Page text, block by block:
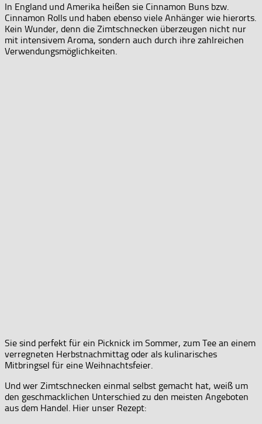
In England und Amerika heißen sie Cinnamon Buns bzw.
Cinnamon Rolls und haben ebenso viele Anhänger wie hierorts.
Kein Wunder, denn die Zimtschnecken überzeugen nicht nur
mit intensivem Aroma, sondern auch durch ihre zahlreichen
Verwendungsmöglichkeiten.
Sie sind perfekt für ein Picknick im Sommer, zum Tee an einem
verregneten Herbstnachmittag oder als kulinarisches
Mitbringsel für eine Weihnachtsfeier.
Und wer Zimtschnecken einmal selbst gemacht hat, weiß um
den geschmacklichen Unterschied zu den meisten Angeboten
aus dem Handel. Hier unser Rezept: